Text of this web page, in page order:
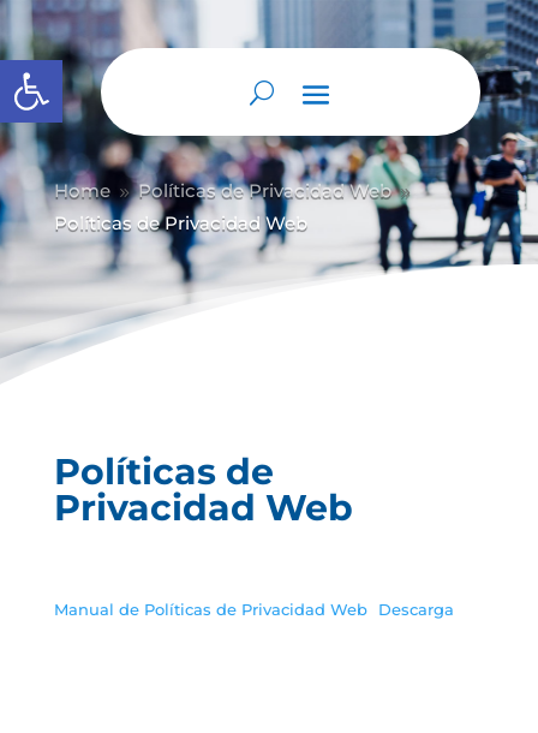
Abrir barra de herramientas
Home 9 Políticas de Privacidad Web 9
Políticas de Privacidad Web
Políticas de
Privacidad Web
Manual de Políticas de Privacidad Web Descarga